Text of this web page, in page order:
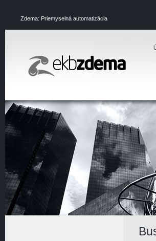
Zdema: Priemyselná automatizácia